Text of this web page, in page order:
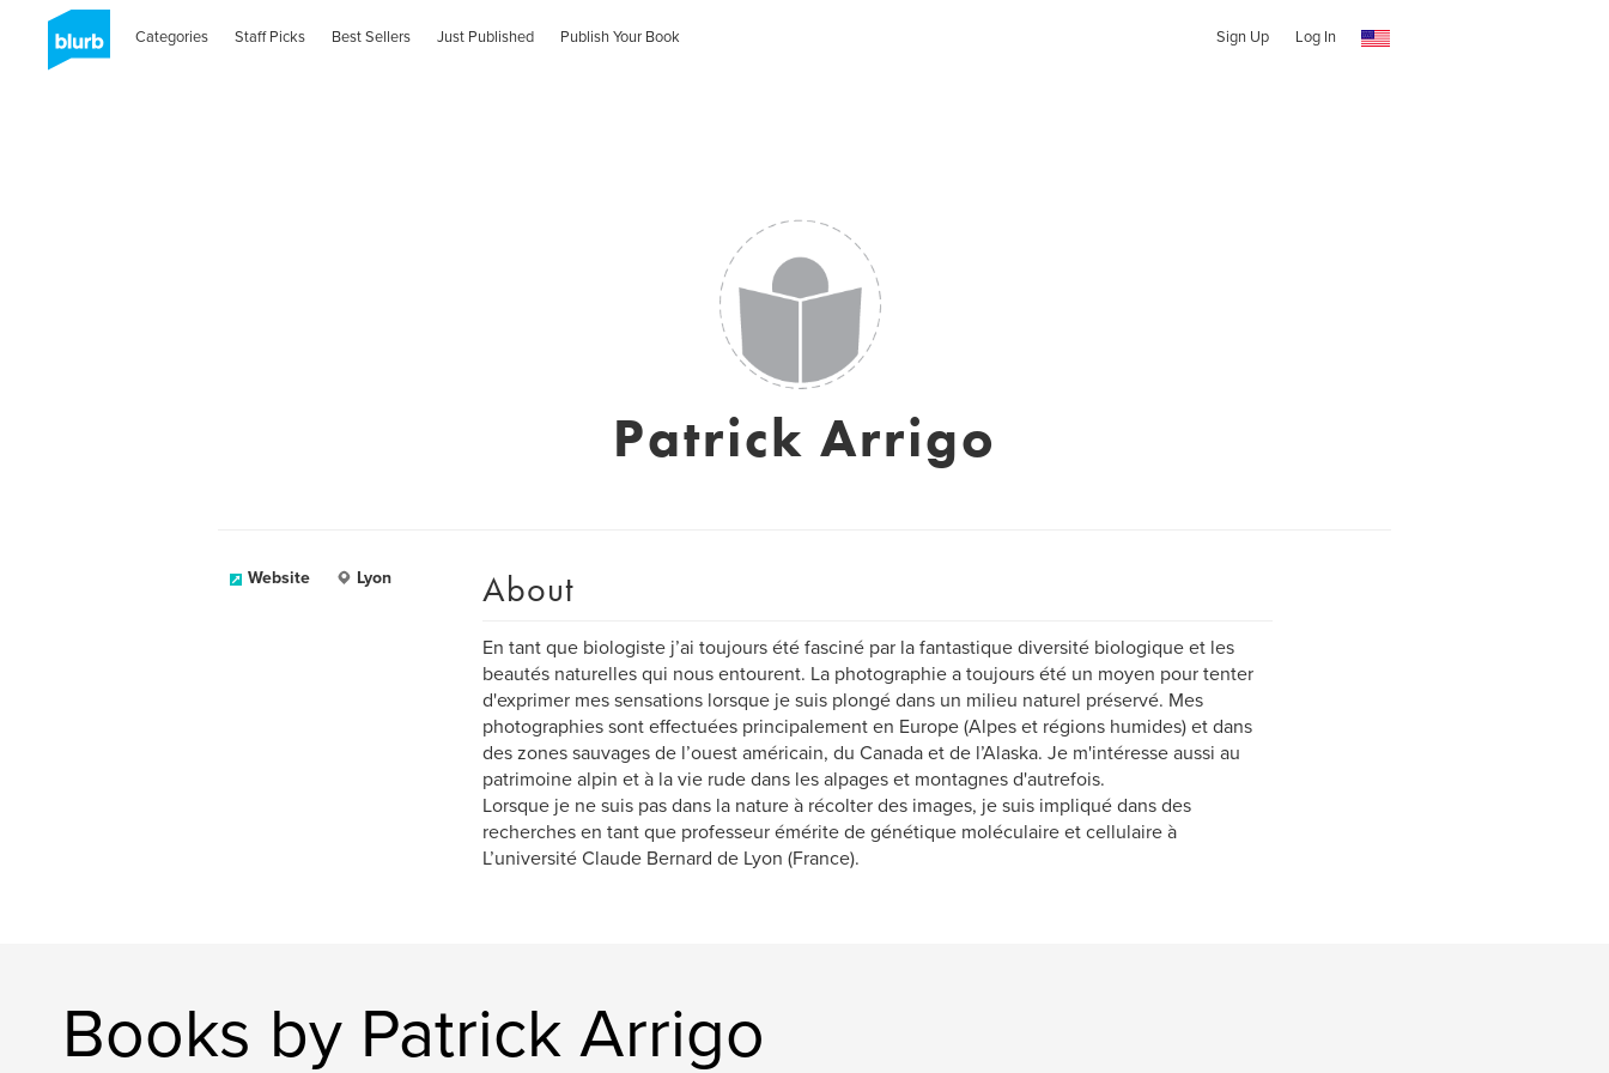
Categories Staff Picks Best Sellers Just Published Publish Your Book Sign Up Log In
Patrick Arrigo
Website Lyon About
En tant que biologiste j’ai toujours été fasciné par la fantastique diversité biologique et les
beautés naturelles qui nous entourent. La photographie a toujours été un moyen pour tenter
d'exprimer mes sensations lorsque je suis plongé dans un milieu naturel préservé. Mes
photographies sont effectuées principalement en Europe (Alpes et régions humides) et dans
des zones sauvages de l’ouest américain, du Canada et de l’Alaska. Je m'intéresse aussi au
patrimoine alpin et à la vie rude dans les alpages et montagnes d'autrefois.
Lorsque je ne suis pas dans la nature à récolter des images, je suis impliqué dans des
recherches en tant que professeur émérite de génétique moléculaire et cellulaire à
L’université Claude Bernard de Lyon (France).
Books by Patrick Arrigo